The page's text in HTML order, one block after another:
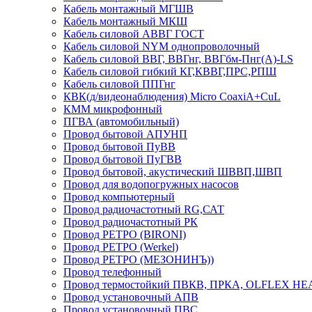
Кабель монтажный МГШВ
Кабель монтажный МКШ
Кабель силовой АВВГ ГОСТ
Кабель силовой NYM однопроволочный
Кабель силовой ВВГ, ВВГнг, ВВГбм-Пнг(А)-LS
Кабель силовой гибкий КГ,КВВГ,ПРС,РПШ
Кабель силовой ППГнг
КВК(д/видеонаблюдения) Micro CoaxiA+CuL
КММ микрофонный
ПГВА (автомобильный)
Провод бытовой АПУНП
Провод бытовой ПуВВ
Провод бытовой ПуГВВ
Провод бытовой, акустический ШВВП,ШВП
Провод для водопогружных насосов
Провод компьютерный
Провод радиочастотный RG,САТ
Провод радиочастотный РК
Провод РЕТРО (BIRONI)
Провод РЕТРО (Werkel)
Провод РЕТРО (МЕЗОНИНЪ))
Провод телефонный
Провод термостойкий ПВКВ, ПРКА, OLFLEX
Провод установочный АПВ